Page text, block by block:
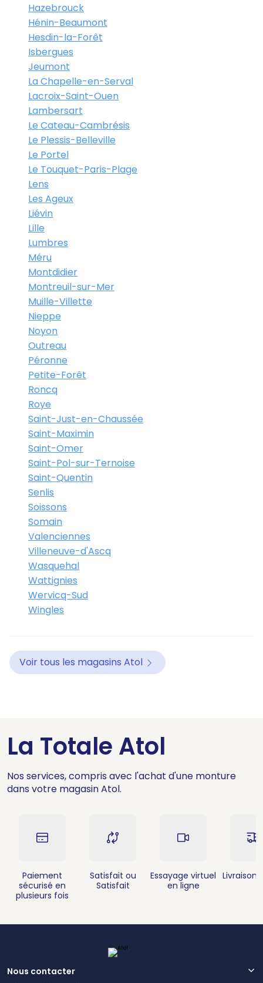
Hazebrouck
Hénin-Beaumont
Hesdin-la-Forêt
Isbergues
Jeumont
La Chapelle-en-Serval
Lacroix-Saint-Ouen
Lambersart
Le Cateau-Cambrésis
Le Plessis-Belleville
Le Portel
Le Touquet-Paris-Plage
Lens
Les Ageux
Liévin
Lille
Lumbres
Méru
Montdidier
Montreuil-sur-Mer
Muille-Villette
Nieppe
Noyon
Outreau
Péronne
Petite-Forêt
Roncq
Roye
Saint-Just-en-Chaussée
Saint-Maximin
Saint-Omer
Saint-Pol-sur-Ternoise
Saint-Quentin
Senlis
Soissons
Somain
Valenciennes
Villeneuve-d'Ascq
Wasquehal
Wattignies
Wervicq-Sud
Wingles
Voir tous les magasins Atol
La Totale Atol
Nos services, compris avec l'achat d'une monture
dans votre magasin Atol.
Paiement
sécurisé en
plusieurs fois
Satisfait ou
Satisfait
Essayage virtuel
en ligne
Livraison
Nous contacter